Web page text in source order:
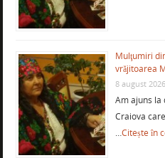
Mulţumiri
vrăjitoarea
8 august 2026
Am ajuns la
Craiova
…Citește în